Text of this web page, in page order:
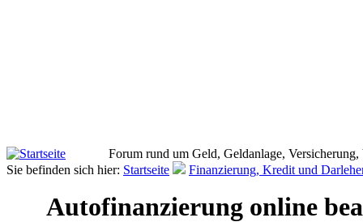
Forum rund um Geld, Geldanlage,
Sie befinden sich hier: Startseite Finanzierung, Kredit und
Autofinanzierung online